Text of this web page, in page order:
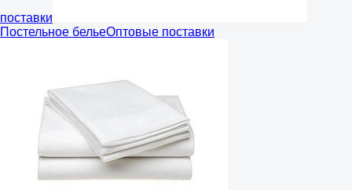
поставки
Постельное бельеОптовые поставки